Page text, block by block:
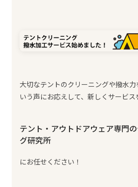
大切なテントのクリーニングや撥水
いう声にお応えして、新しくサービス
テント・アウトドアウェア専門
グ研究所
にお任せください！